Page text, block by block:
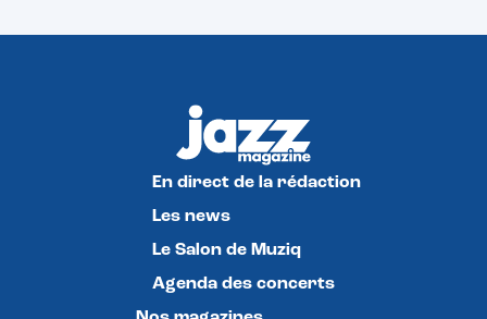
En direct de la rédaction
Les news
Le Salon de Muziq
Agenda des concerts